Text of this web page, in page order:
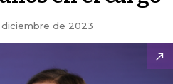
diciembre de 2023